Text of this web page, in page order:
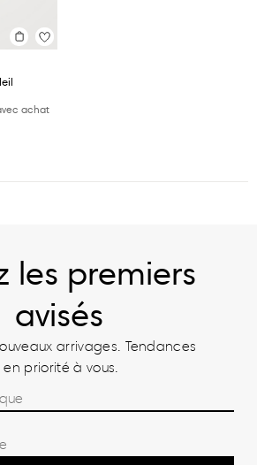
achat
les premiers
avisés
arrivages. Tendances
en priorité à vous.